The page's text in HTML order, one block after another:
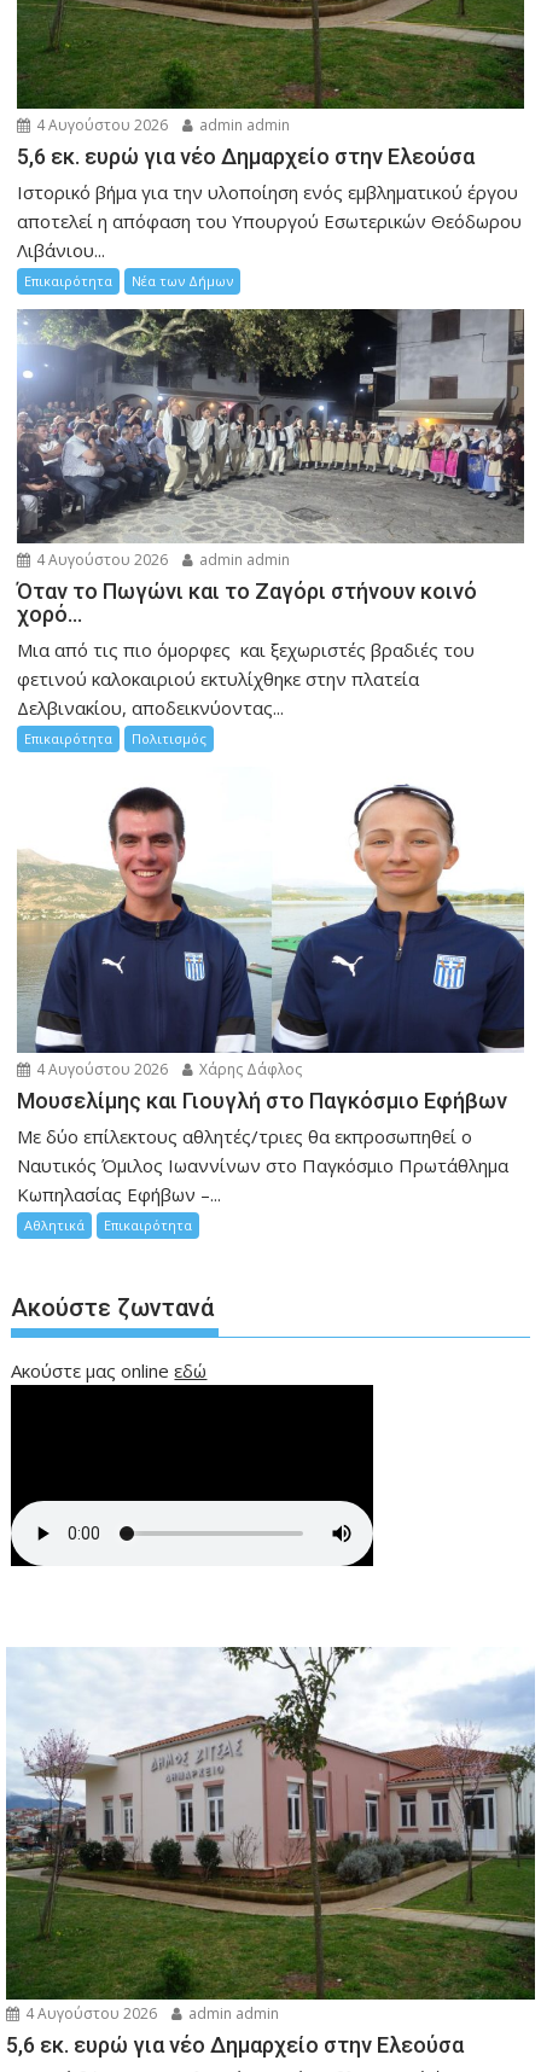
4 Αυγούστου 2026 admin admin
5,6 εκ. ευρώ για νέο Δημαρχείο στην Ελεούσα
Ιστορικό βήμα για την υλοποίηση ενός εμβληματικού έργου
αποτελεί η απόφαση του Υπουργού Εσωτερικών Θεόδωρου
Λιβάνιου...
Επικαιρότητα Νέα των Δήμων
4 Αυγούστου 2026 admin admin
Όταν το Πωγώνι και το Ζαγόρι στήνουν κοινό
χορό…
Μια από τις πιο όμορφες και ξεχωριστές βραδιές του
φετινού καλοκαιριού εκτυλίχθηκε στην πλατεία
Δελβινακίου, αποδεικνύοντας...
Επικαιρότητα Πολιτισμός
4 Αυγούστου 2026 Χάρης Δάφλος
Μουσελίμης και Γιουγλή στο Παγκόσμιο Εφήβων
Mε δύο επίλεκτους αθλητές/τριες θα εκπροσωπηθεί ο
Ναυτικός Όμιλος Ιωαννίνων στο Παγκόσμιο Πρωτάθλημα
Κωπηλασίας Εφήβων –...
Αθλητικά Επικαιρότητα
Ακούστε ζωντανά
Ακούστε μας onlineεδώ
4 Αυγούστου 2026 admin admin
5,6 εκ. ευρώ για νέο Δημαρχείο στην Ελεούσα